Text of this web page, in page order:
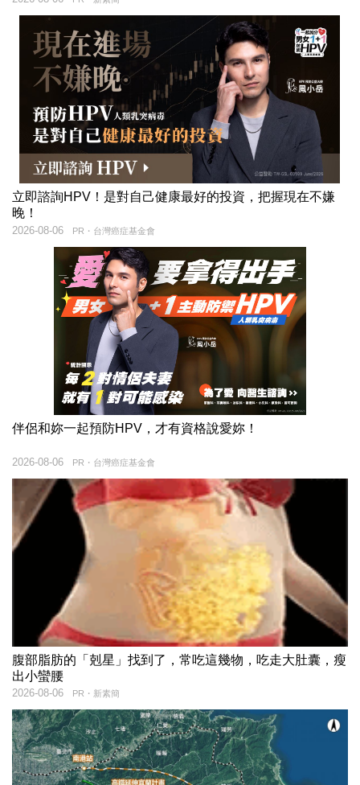
立即諮詢HPV！是對自己健康最好的投資，把握現在不嫌
晚！
PR・台灣癌症基金會
2026-08-06
伴侶和妳一起預防HPV，才有資格說愛妳！
PR・台灣癌症基金會
2026-08-06
腹部脂肪的「剋星」找到了，常吃這幾物，吃走大肚囊，瘦
出小蠻腰
PR・新素簡
2026-08-06